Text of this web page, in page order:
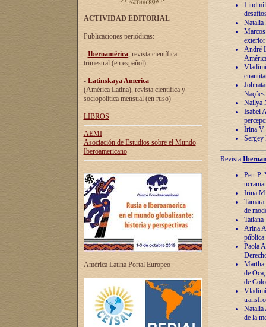
ACTIVIDAD EDITORIAL
Publicaciones periódicas:
- Iberoamérica, revista científica
trimestral (en español)
- Latinskaya America
(América Latina), revista científica y
sociopolítica mensual (en ruso)
LIBROS
AEMI
Asociación de Estudios sobre el Mundo
Iberoamericano
América Latina Portal Europeo
Natalia
André
Nailya
Isabel
Irina V.
Sergey
Revista
Petr P.
Irina
de
Arina
pública
Paola
Martha
de
de
Natalia
de la